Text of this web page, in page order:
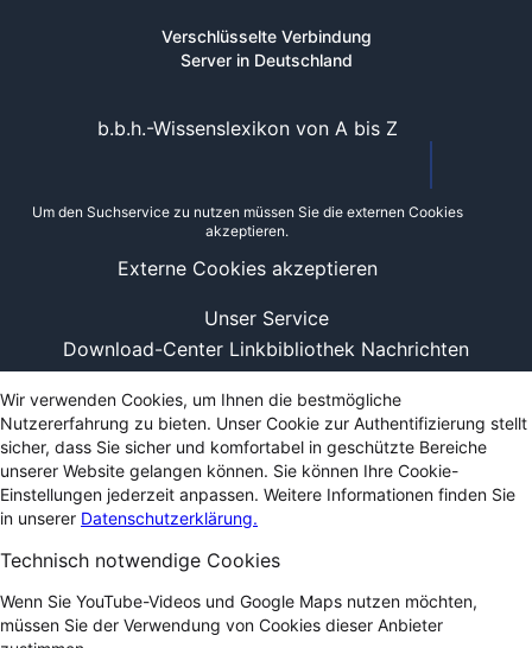
Verschlüsselte Verbindung
Server in Deutschland
Unser Service
Download-Center Linkbibliothek Nachrichten
b.b.h.-Wissenslexikon von A bis Z
Um den Suchservice zu nutzen müssen Sie die externen Cookies
akzeptieren.
Externe Cookies akzeptieren
Wir verwenden Cookies, um Ihnen die bestmögliche
Nutzererfahrung zu bieten. Unser Cookie zur Authentifizierung stellt
sicher, dass Sie sicher und komfortabel in geschützte Bereiche
unserer Website gelangen können. Sie können Ihre Cookie-
Einstellungen jederzeit anpassen. Weitere Informationen finden Sie
in unserer Datenschutzerklärung.
Technisch notwendige Cookies
Wenn Sie YouTube-Videos und Google Maps nutzen möchten,
müssen Sie der Verwendung von Cookies dieser Anbieter